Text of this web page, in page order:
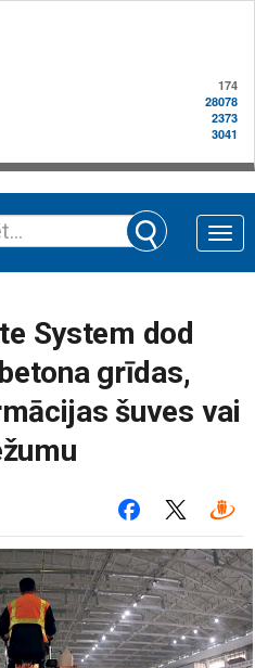
174
28078
2373
3041
Toggle
System dod
grīdas,
šuves vai